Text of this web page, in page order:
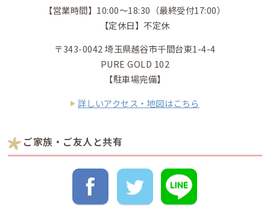
【営業時間】10:00〜18:30（最終受付17:00）
【定休日】不定休
〒343-0042 埼玉県越谷市千間台東1-4-4
PURE GOLD 102
【駐車場完備】
詳しいアクセス・地図はこちら
ご家族・ご友人と共有